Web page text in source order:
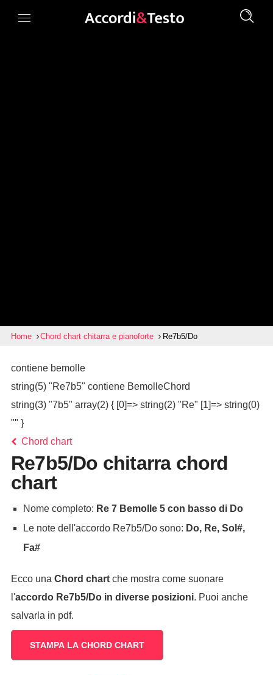
Home Chord chart chitarra e pianoforte Re7b5/Do
contiene bemolle
string(5) "Re7b5" contiene BemolleChord
string(3) "7b5" array(2) { [0]=> string(2) "Re" [1]=> string(0)
"" }
Chord chart
Re7b5/Do chitarra chord
chart
Nome completo: Re 7 Bemolle 5 con basso di Do
Le note dell'accordo Re7b5/Do sono: Do, Re, Sol#,
Fa#
Ecco una Chord chartche mostra come suonare
l'accordo Re7b5/Doin diverse posizioni. Puoi anche
salvarla in pdf.
STAMPA LA CHORD CHART